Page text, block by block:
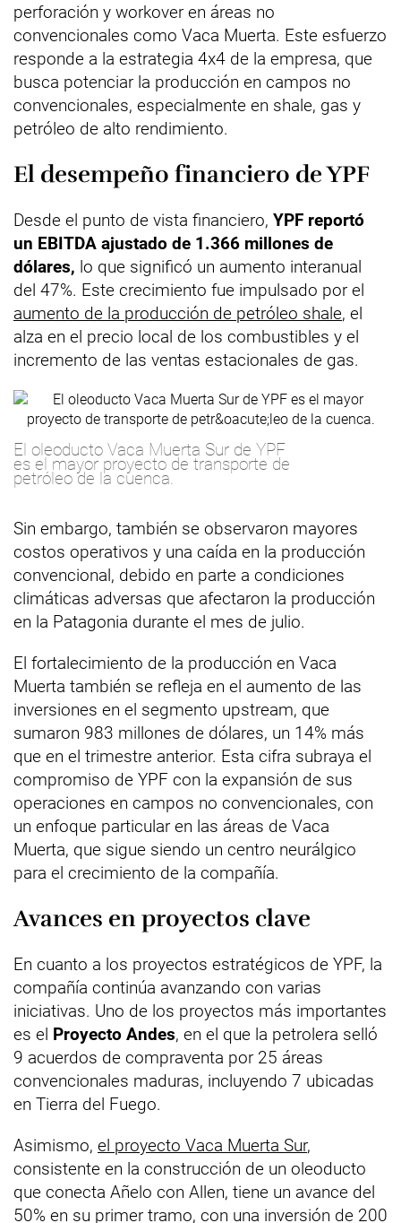
perforación y workover en áreas no
convencionales como Vaca Muerta. Este esfuerzo
responde a la estrategia 4x4 de la empresa, que
busca potenciar la producción en campos no
convencionales, especialmente en shale, gas y
petróleo de alto rendimiento.
El desempeño financiero de YPF
Desde el punto de vista financiero, YPF reportó
un EBITDA ajustado de 1.366 millones de
dólares, lo que significó un aumento interanual
del 47%. Este crecimiento fue impulsado por el
aumento de la producción de petróleo shale, el
alza en el precio local de los combustibles y el
incremento de las ventas estacionales de gas.
El oleoducto Vaca Muerta Sur de YPF
es el mayor proyecto de transporte de
petróleo de la cuenca.
Sin embargo, también se observaron mayores
costos operativos y una caída en la producción
convencional, debido en parte a condiciones
climáticas adversas que afectaron la producción
en la Patagonia durante el mes de julio.
El fortalecimiento de la producción en Vaca
Muerta también se refleja en el aumento de las
inversiones en el segmento upstream, que
sumaron 983 millones de dólares, un 14% más
que en el trimestre anterior. Esta cifra subraya el
compromiso de YPF con la expansión de sus
operaciones en campos no convencionales, con
un enfoque particular en las áreas de Vaca
Muerta, que sigue siendo un centro neurálgico
para el crecimiento de la compañía.
Avances en proyectos clave
En cuanto a los proyectos estratégicos de YPF, la
compañía continúa avanzando con varias
iniciativas. Uno de los proyectos más importantes
es el Proyecto Andes, en el que la petrolera selló
9 acuerdos de compraventa por 25 áreas
convencionales maduras, incluyendo 7 ubicadas
en Tierra del Fuego.
Asimismo, el proyecto Vaca Muerta Sur,
consistente en la construcción de un oleoducto
que conecta Añelo con Allen, tiene un avance del
50% en su primer tramo, con una inversión de 200